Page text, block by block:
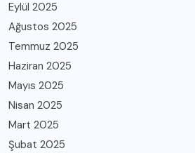
Eylül 2025
Ağustos 2025
Temmuz 2025
Haziran 2025
Mayıs 2025
Nisan 2025
Mart 2025
Şubat 2025